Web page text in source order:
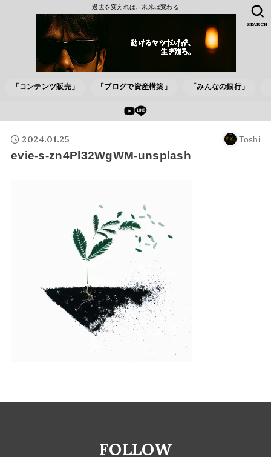
過去を変えれば、未来は変わる
「コンテンツ販売」 「ブログで資産構築」 「みんなの銀行」
SEARCH
2024.01.25 Toshi
evie-s-zn4Pl32WgWM-unsplash
FOLLOW